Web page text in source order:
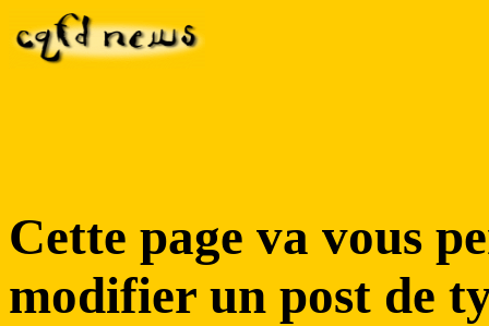
Cette page va vous
modifier un post de